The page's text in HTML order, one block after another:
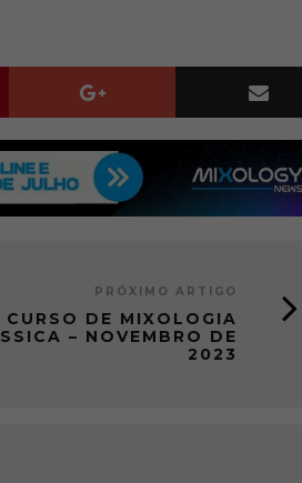
PRÓXIMO ARTIGO
CURSO DE MIXOLOGIA
– NOVEMBRO DE
2023